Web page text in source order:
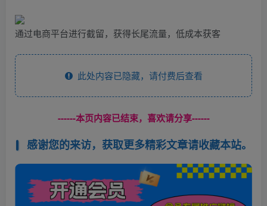
通过电商平台进行截留，获得长尾流量，低成本获客
此处内容已隐藏，请付费后查看
------本页内容已结束，喜欢请分享------
感谢您的来访，获取更多精彩文章请收藏本站。